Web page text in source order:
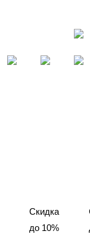
Скидка
до 10%